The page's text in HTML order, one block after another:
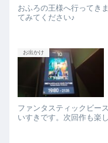
おふろの王様へ行ってき
てみてください♪
お出かけ
ファンタスティックビー
いすきです。次回作も楽し